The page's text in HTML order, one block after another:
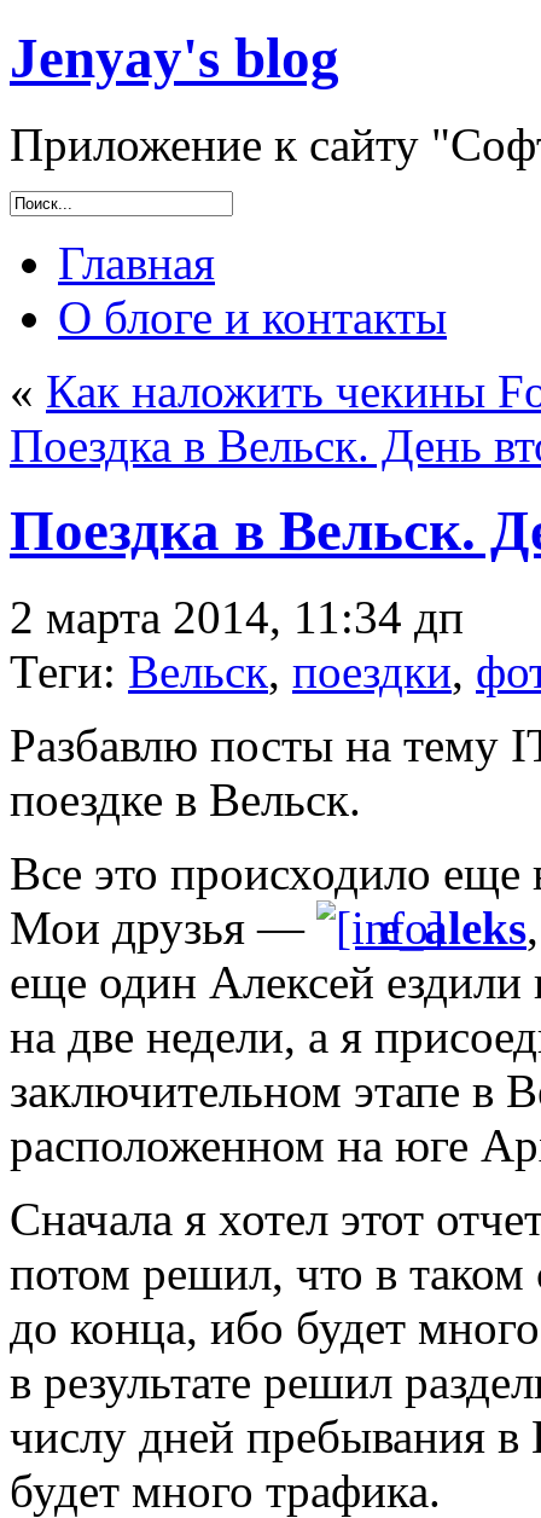
Jenyay's blog
Приложение к сайту
Главная
О блоге и контакты
« Как наложить чекины
Поездка в Вельск. День
Поездка в Вельск.
2 марта 2014, 11:34 дп
Теги: Вельск, поездки,
Разбавлю посты на тему
поездке в Вельск.
Все это происходило еще
Мои друзья —
e_aleks
еще один Алексей
на две недели, а я
заключительном этапе в
расположенном на юге
Сначала я хотел этот
потом решил, что в таком
до конца, ибо будет
в результате решил
числу дней пребывания
будет много трафика.